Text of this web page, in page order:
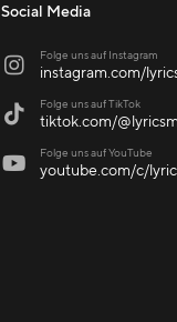
Social Media
 Folge uns auf Instagram
instagram.com/
 Folge uns auf TikTok
tiktok.com/
 Folge uns auf YouTube
youtube.com/c/